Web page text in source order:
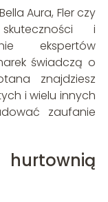
Aura, Fler czy
i
ekspertów
świadczą o
znajdziesz
i wielu innych
zaufanie